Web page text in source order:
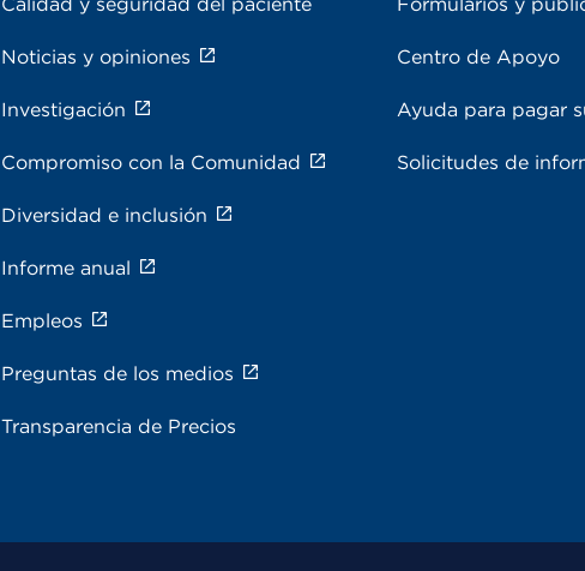
Noticias y opiniones
Investigación
Compromiso con la Comunidad
Diversidad e inclusión
Informe anual
Empleos
Preguntas de los medios
Transparencia de Precios
Centro de Apoyo
Ayuda para pagar
Solicitudes de